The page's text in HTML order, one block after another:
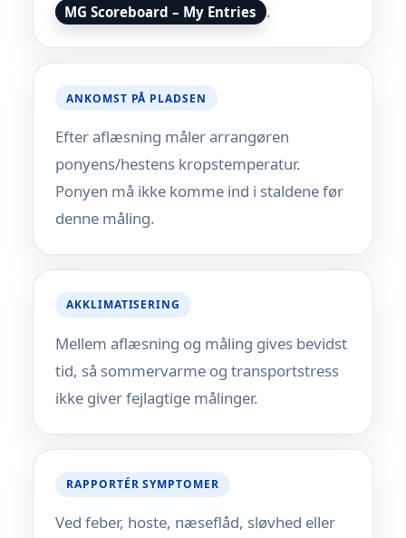
MG Scoreboard – My Entries .
ANKOMST PÅ PLADSEN
Efter aflæsning måler arrangøren
ponyens/hestens kropstemperatur.
Ponyen må ikke komme ind i staldene før
denne måling.
AKKLIMATISERING
Mellem aflæsning og måling gives bevidst
tid, så sommervarme og transportstress
ikke giver fejlagtige målinger.
RAPPORTÉR SYMPTOMER
Ved feber, hoste, næseflåd, sløvhed eller